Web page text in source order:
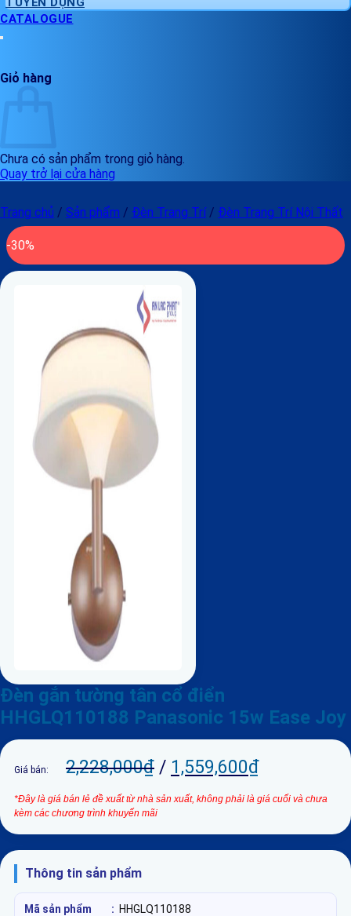
CATALOGUE
Giỏ hàng
Chưa có sản phẩm trong giỏ hàng.
Quay trở lại cửa hàng
Trang chủ / Sản phẩm / Đèn Trang Trí / Đèn Trang Trí Nội Thất
-30%
Đèn gắn tường tân cổ điển
HHGLQ110188 Panasonic 15w Ease Joy
Giá bán: 2,228,000₫ / 1,559,600₫
*Đây là giá bán lẻ đề xuất từ nhà sản xuất, không phải là giá cuối và chưa
kèm các chương trình khuyến mãi
Thông tin sản phẩm
Mã sản phẩm : HHGLQ110188